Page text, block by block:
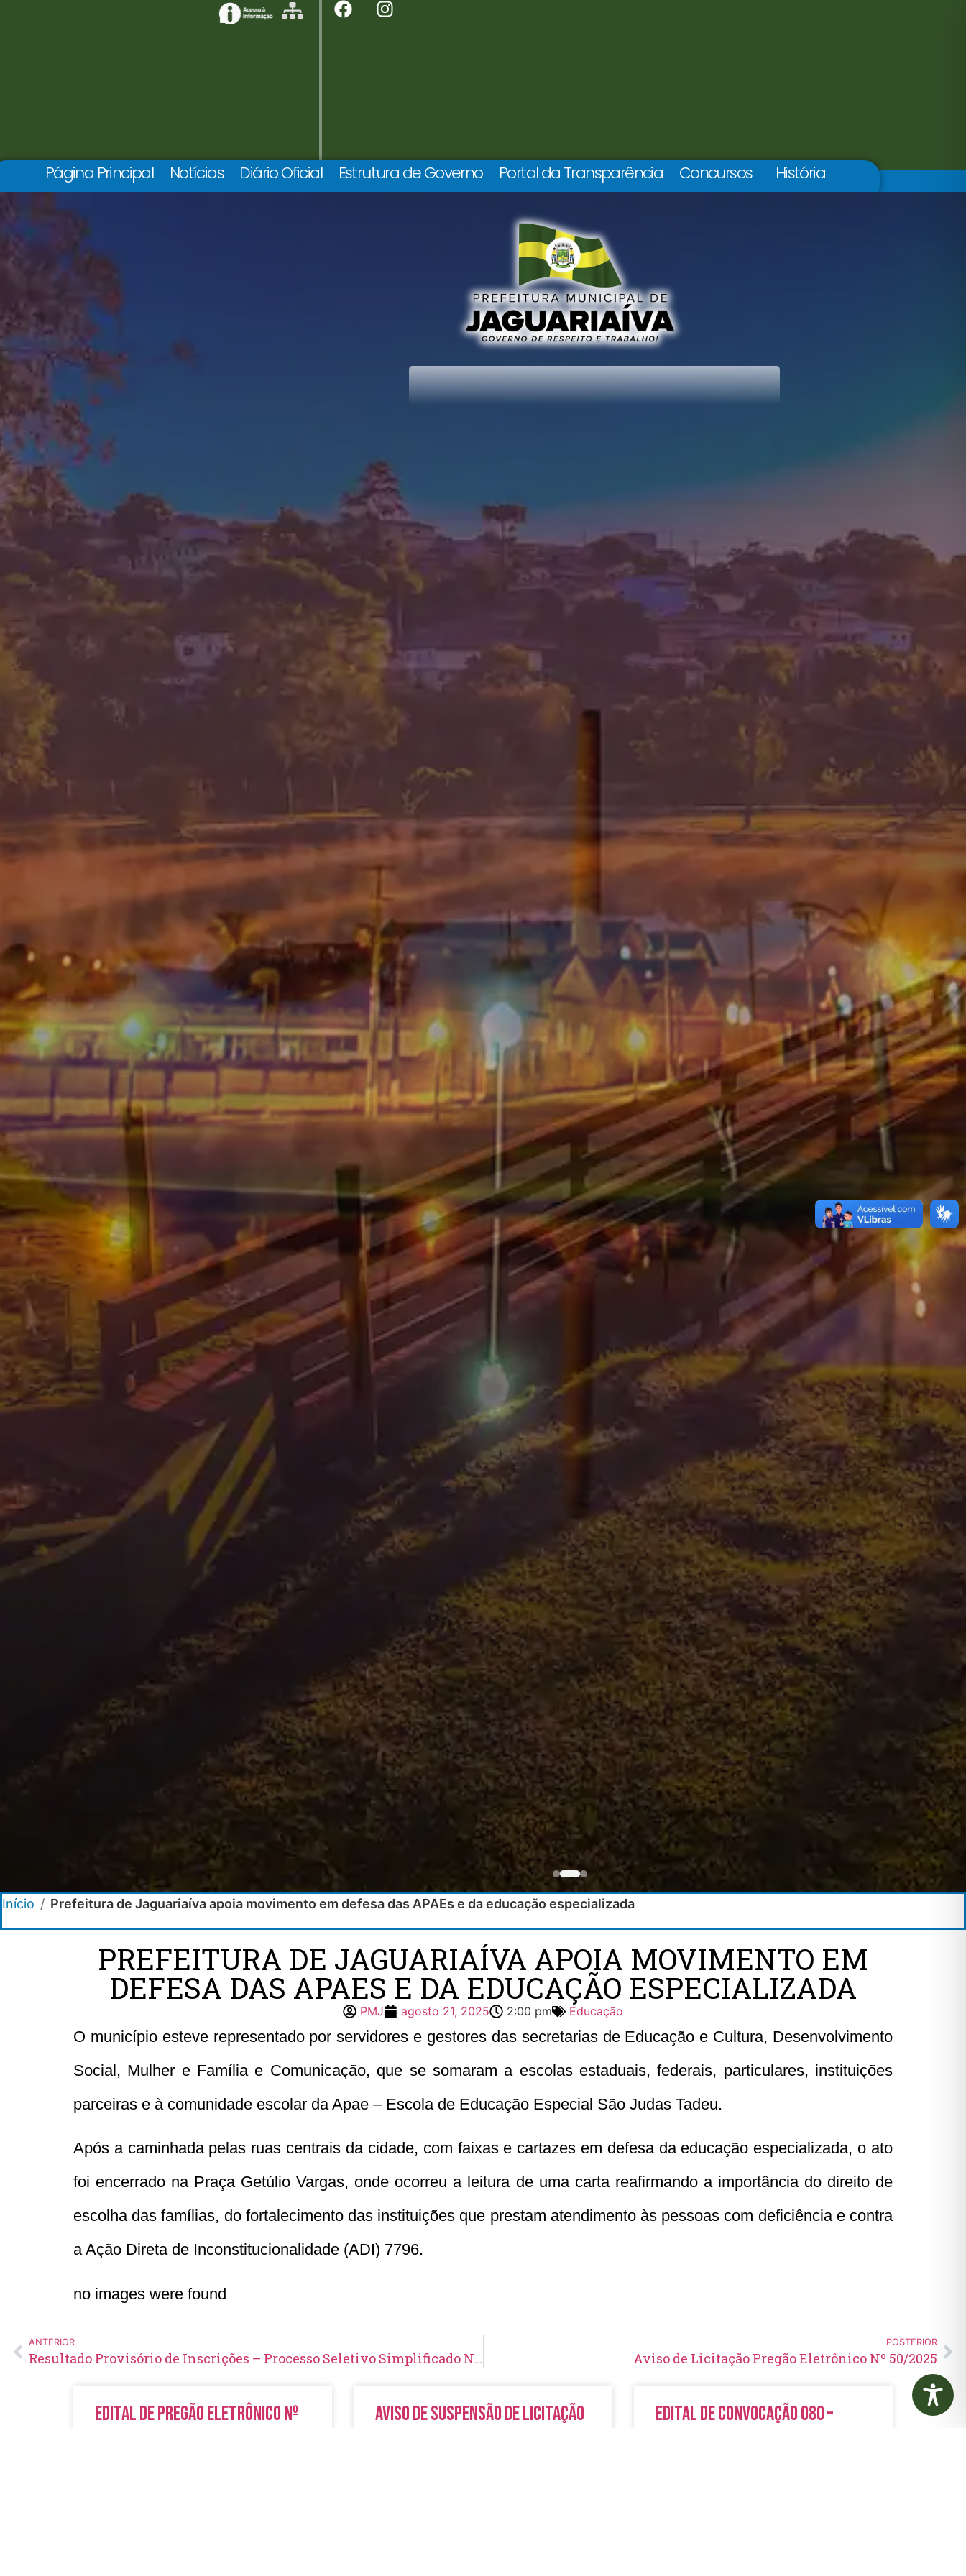
Página Principal Notícias Diário Oficial Estrutura de Governo Portal da Transparência Concursos História
Início / Prefeitura de Jaguariaíva apoia movimento em defesa das APAEs e da educação especializada
PREFEITURA DE JAGUARIAÍVA APOIA MOVIMENTO EM
DEFESA DAS APAES E DA EDUCAÇÃO ESPECIALIZADA
PMJ agosto 21, 2025 2:00 pm Educação
O município esteve representado por servidores e gestores das secretarias de Educação e Cultura, Desenvolvimento
Social, Mulher e Família e Comunicação, que se somaram a escolas estaduais, federais, particulares, instituições
parceiras e à comunidade escolar da Apae – Escola de Educação Especial São Judas Tadeu.
Após a caminhada pelas ruas centrais da cidade, com faixas e cartazes em defesa da educação especializada, o ato
foi encerrado na Praça Getúlio Vargas, onde ocorreu a leitura de uma carta reafirmando a importância do direito de
escolha das famílias, do fortalecimento das instituições que prestam atendimento às pessoas com deficiência e contra
a Ação Direta de Inconstitucionalidade (ADI) 7796.
no images were found
ANTERIOR
Resultado Provisório de Inscrições – Processo Seletivo Simplificado N° 001/2025 – SEMEC
POSTERIOR
Aviso de Licitação Pregão Eletrônico Nº 50/2025
Edital de Pregão Eletrônico Nº
Aviso de Suspensão de Licitação
Edital de Convocação 080 –